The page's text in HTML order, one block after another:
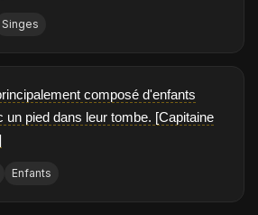
Singes
composé d'enfants
un pied dans leur tombe. [Capitaine
Enfants